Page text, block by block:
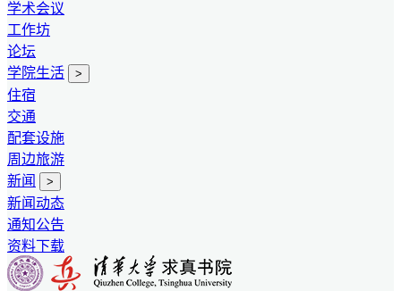
学术会议
工作坊
论坛
学院生活
>
住宿
交通
配套设施
周边旅游
新闻
>
新闻动态
通知公告
资料下载